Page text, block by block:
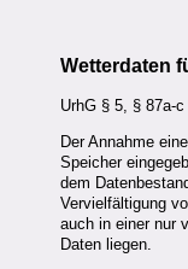
Wetterdaten
UrhG § 5, § 87a-c
Der Annahme
Speicher
dem
Vervielfältigung
auch in einer nur
Daten liegen.